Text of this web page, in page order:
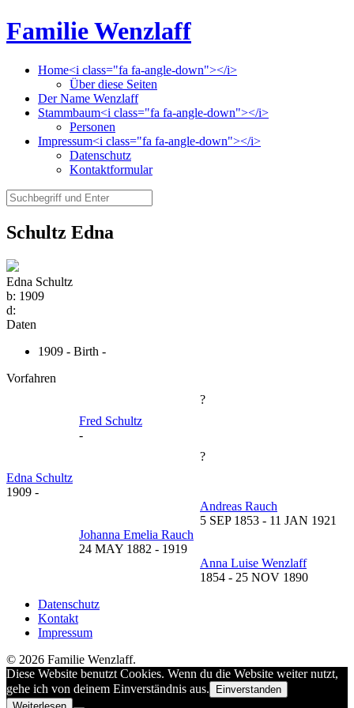
Familie Wenzlaff
Home<i class="fa fa-angle-down"></i>
Über diese Seiten
Der Name Wenzlaff
Stammbaum<i class="fa fa-angle-down"></i>
Personen
Impressum<i class="fa fa-angle-down"></i>
Datenschutz
Kontaktformular
Schultz Edna
Edna Schultz
b: 1909
d:
Daten
1909 - Birth -
Vorfahren
?
Fred Schultz
-
?
Edna Schultz
1909 -
Andreas Rauch
5 SEP 1853 - 11 JAN 1921
Johanna Emelia Rauch
24 MAY 1882 - 1919
Anna Luise Wenzlaff
1854 - 25 NOV 1890
Datenschutz
Kontakt
Impressum
© 2026 Familie Wenzlaff.
Diese Website benutzt Cookies. Wenn du die Website weiter nutzt,
gehe ich von deinem Einverständnis aus.
Einverstanden